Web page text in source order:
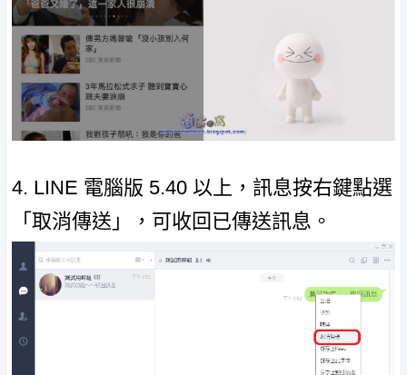
4. LINE 電腦版 5.40 以上，訊息按右鍵點選
「取消傳送」，可收回已傳送訊息。